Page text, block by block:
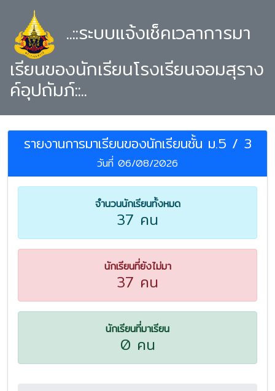
..::ระบบแจ้งเช็คเวลาการมา
เรียนของนักเรียนโรงเรียนจอมสุราง
ค์อุปถัมภ์::..
รายงานการมาเรียนของนักเรียนชั้น ม.5 / 3
วันที่ 06/08/2026
จำนวนนักเรียนทั้งหมด
37 คน
นักเรียนที่ยังไม่มา
37 คน
นักเรียนที่มาเรียน
0 คน